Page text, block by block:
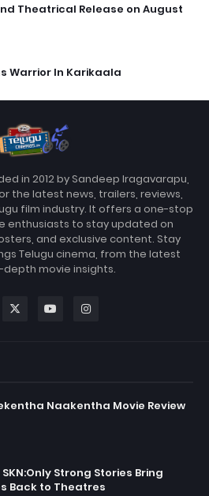
Theatrical Release on August
Warrior In Karikaala
in 2012 by Sandeep Iragavarapu,
the latest news, trailers, reviews,
film industry. It offers a one-stop
enthusiasts to stay updated on
and exclusive content. Stay
Telugu cinema, from the latest
depth movie insights.
Naakentha Movie Review
Strong Stories Bring
Back to Theatres